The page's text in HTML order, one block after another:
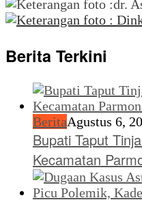
Berita Terkini
BeritaAgustus 6,
Bupati Taput
Kecamatan